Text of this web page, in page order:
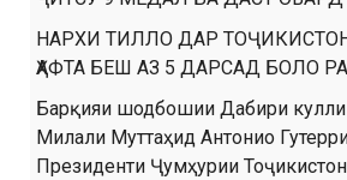
НАРХИ ТИЛЛО ДАР
ҲАФТА БЕШ АЗ 5 ДАРСАД БОЛО
Барқияи шодбошии Дабири
Милали Муттаҳид Антонио
Президенти Ҷумҳурии